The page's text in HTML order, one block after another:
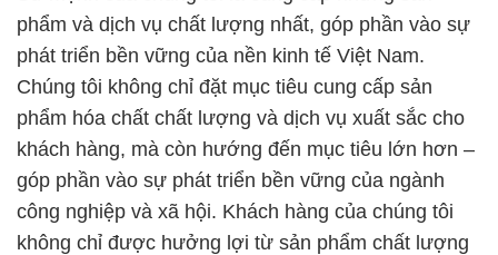
khách hàng, mà còn hướng đến mục tiêu lớn hơn –
góp phần vào sự phát triển bền vững của ngành
công nghiệp và xã hội. Khách hàng của chúng tôi
không chỉ được hưởng lợi từ sản phẩm chất lượng
mà còn từ dịch vụ tư vấn chuyên nghiệp.
# Cty chuyên cung cấp ◄ cung ứng Hóa chất
NaHCO3 # Powder Hidrocacbonat Natri Nature
Soda Mỹ USA